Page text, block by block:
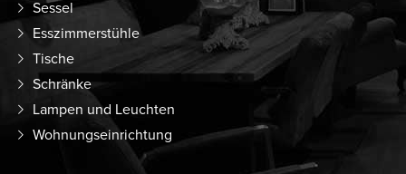
Sessel
Esszimmerstühle
Tische
Schränke
Lampen und Leuchten
Wohnungseinrichtung